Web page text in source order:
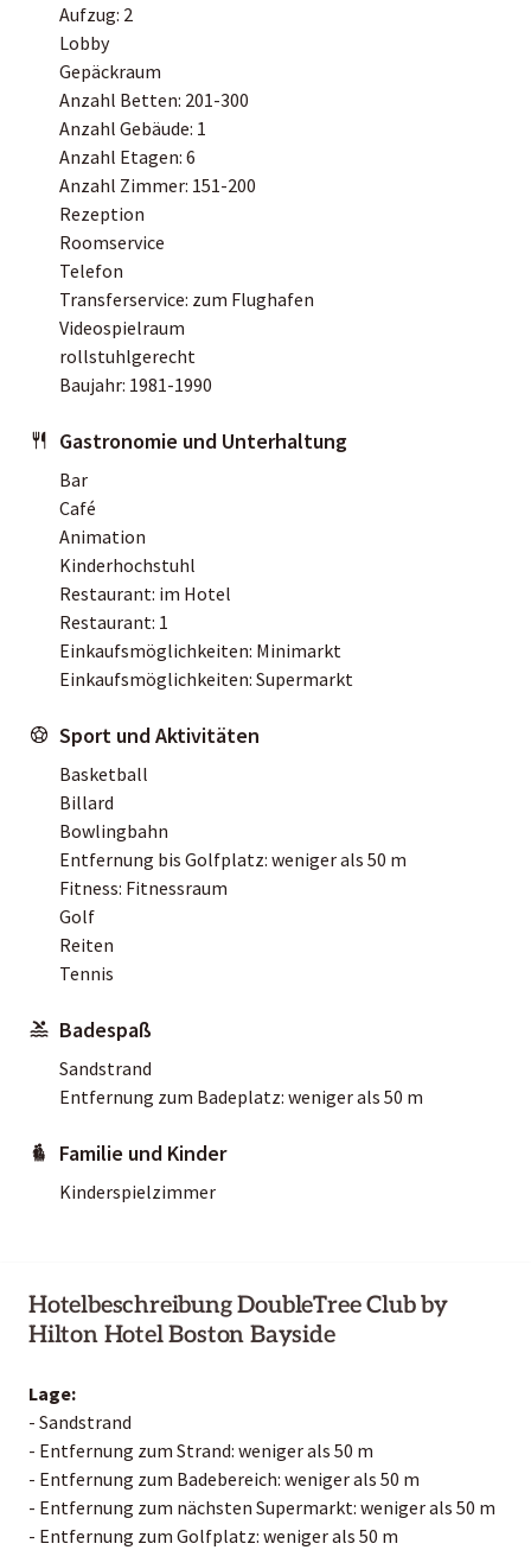
Aufzug: 2
Lobby
Gepäckraum
Anzahl Betten: 201-300
Anzahl Gebäude: 1
Anzahl Etagen: 6
Anzahl Zimmer: 151-200
Rezeption
Roomservice
Telefon
Transferservice: zum Flughafen
Videospielraum
rollstuhlgerecht
Baujahr: 1981-1990
Gastronomie und Unterhaltung
Bar
Café
Animation
Kinderhochstuhl
Restaurant: im Hotel
Restaurant: 1
Einkaufsmöglichkeiten: Minimarkt
Einkaufsmöglichkeiten: Supermarkt
Sport und Aktivitäten
Basketball
Billard
Bowlingbahn
Entfernung bis Golfplatz: weniger als 50 m
Fitness: Fitnessraum
Golf
Reiten
Tennis
Badespaß
Sandstrand
Entfernung zum Badeplatz: weniger als 50 m
Familie und Kinder
Kinderspielzimmer
Hotelbeschreibung DoubleTree Club by
Hilton Hotel Boston Bayside
Lage:
- Sandstrand
- Entfernung zum Strand: weniger als 50 m
- Entfernung zum Badebereich: weniger als 50 m
- Entfernung zum nächsten Supermarkt: weniger als 50 m
- Entfernung zum Golfplatz: weniger als 50 m